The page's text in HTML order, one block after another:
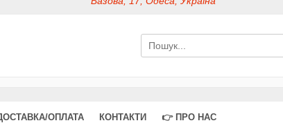
ОПЛАТА КОНТАКТИ 👉 ПРО НАС